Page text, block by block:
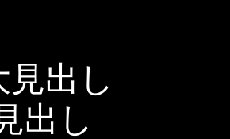
出し
出し